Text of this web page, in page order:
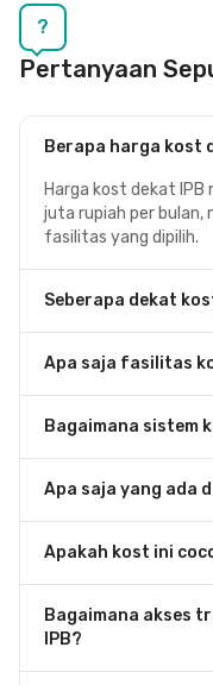
?
Pertanyaan
Berapa harga kost
Harga kost dekat IPB
juta rupiah per bulan,
fasilitas yang dipilih.
Seberapa dekat
Apa saja fasilitas
Bagaimana sistem
Apa saja yang ada
Apakah kost ini
Bagaimana akses
IPB?